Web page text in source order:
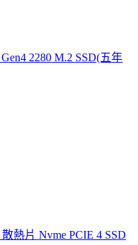
2280 M.2 SSD(五年
熱片 Nvme PCIE 4 SSD